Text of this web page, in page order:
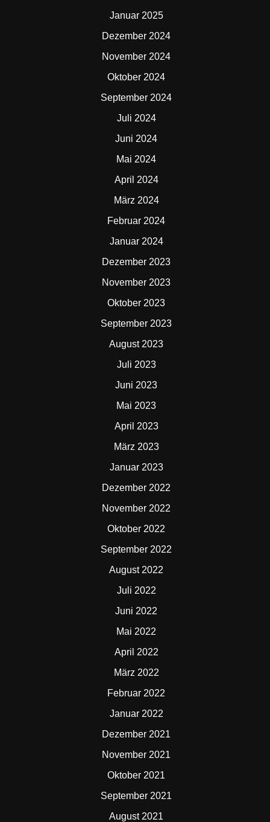
Januar 2025
Dezember 2024
November 2024
Oktober 2024
September 2024
Juli 2024
Juni 2024
Mai 2024
April 2024
März 2024
Februar 2024
Januar 2024
Dezember 2023
November 2023
Oktober 2023
September 2023
August 2023
Juli 2023
Juni 2023
Mai 2023
April 2023
März 2023
Januar 2023
Dezember 2022
November 2022
Oktober 2022
September 2022
August 2022
Juli 2022
Juni 2022
Mai 2022
April 2022
März 2022
Februar 2022
Januar 2022
Dezember 2021
November 2021
Oktober 2021
September 2021
August 2021